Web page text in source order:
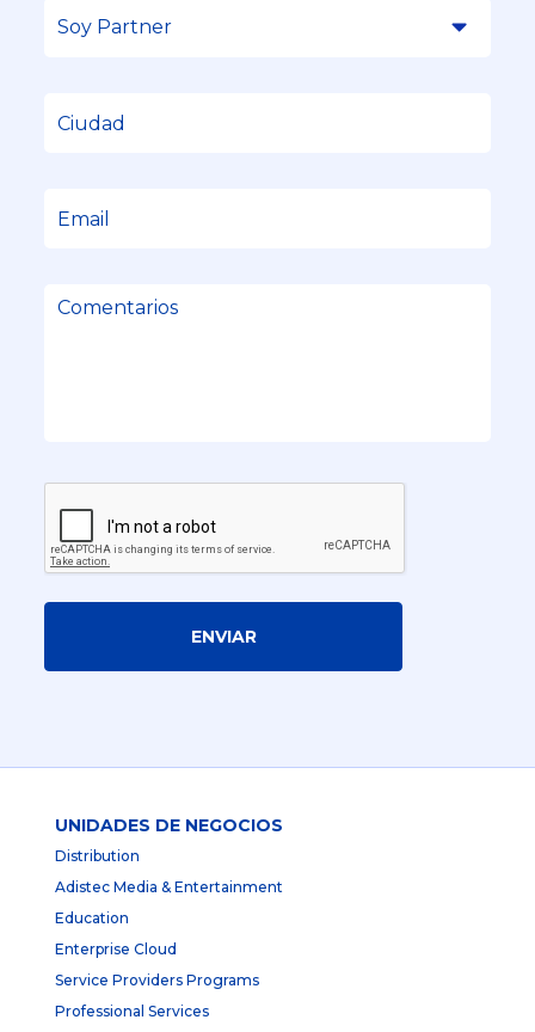
ENVIAR
UNIDADES DE NEGOCIOS
Distribution
Adistec Media & Entertainment
Education
Enterprise Cloud
Service Providers Programs
Professional Services